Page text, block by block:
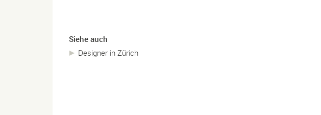
Siehe auch
Designer in Zürich